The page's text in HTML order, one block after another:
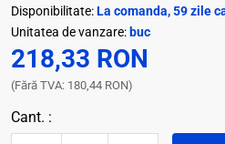
Disponibilitate:La comanda, 59 zile
Unitatea de vanzare: buc
218,33 RON
(Fără TVA: 180,44 RON)
Cant. :